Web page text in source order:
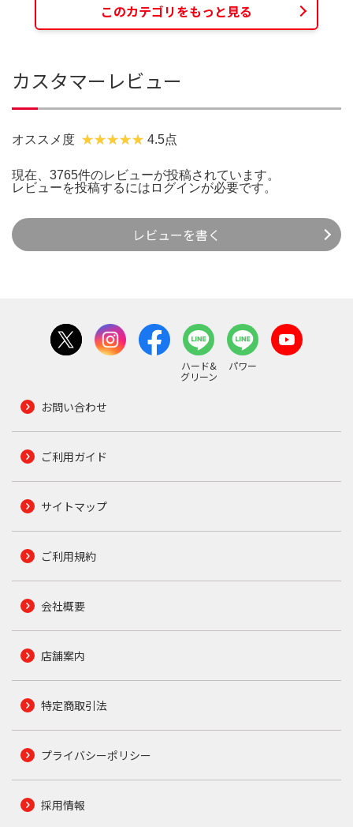
このカテゴリをもっと見る
カスタマーレビュー
オススメ度 4.5点
現在、3765件のレビューが投稿されています。
レビューを投稿するには ログインが必要です。
レビューを書く
ハード&
グリーン
パワー
お問い合わせ
ご利用ガイド
サイトマップ
ご利用規約
会社概要
店舗案内
特定商取引法
プライバシーポリシー
採用情報